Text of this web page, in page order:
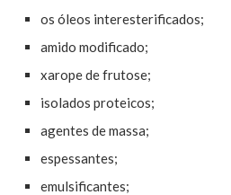
os óleos interesterificados;
amido modificado;
xarope de frutose;
isolados proteicos;
agentes de massa;
espessantes;
emulsificantes;